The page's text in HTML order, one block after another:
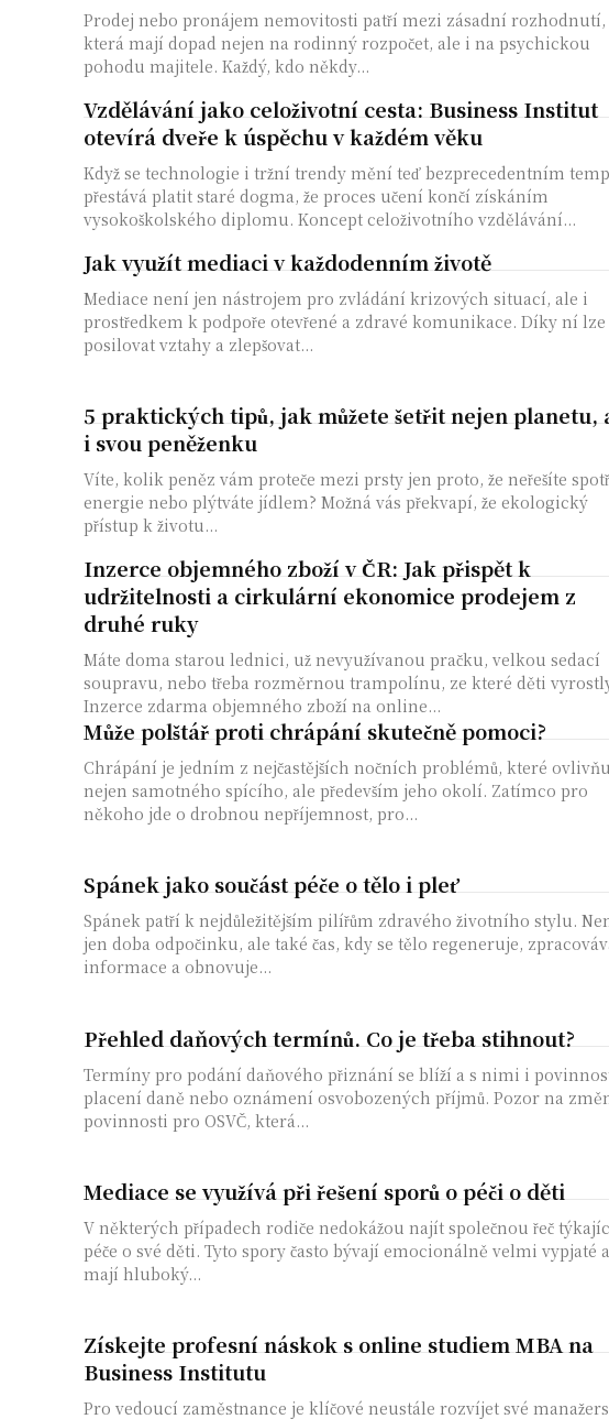
Prodej nebo pronájem nemovitosti patří mezi zásadní rozhodnutí,
která mají dopad nejen na rodinný rozpočet, ale i na psychickou
pohodu majitele. Každý, kdo někdy...
Vzdělávání jako celoživotní cesta: Business Institut
otevírá dveře k úspěchu v každém věku
Když se technologie i tržní trendy mění teď bezprecedentním
přestává platit staré dogma, že proces učení končí získáním
vysokoškolského diplomu. Koncept celoživotního vzdělávání...
Jak využít mediaci v každodenním životě
Mediace není jen nástrojem pro zvládání krizových situací, ale i
prostředkem k podpoře otevřené a zdravé komunikace. Díky ní lze
posilovat vztahy a zlepšovat...
5 praktických tipů, jak můžete šetřit nejen planetu,
i svou peněženku
Víte, kolik peněz vám proteče mezi prsty jen proto, že neřešíte
energie nebo plýtváte jídlem? Možná vás překvapí, že ekologický
přístup k životu...
Inzerce objemného zboží v ČR: Jak přispět k
udržitelnosti a cirkulární ekonomice prodejem z
druhé ruky
Máte doma starou lednici, už nevyužívanou pračku, velkou sedací
soupravu, nebo třeba rozměrnou trampolínu, ze které děti
Inzerce zdarma objemného zboží na online...
Může polštář proti chrápání skutečně pomoci?
Chrápání je jedním z nejčastějších nočních problémů, které
nejen samotného spícího, ale především jeho okolí. Zatímco pro
někoho jde o drobnou nepříjemnost, pro...
Spánek jako součást péče o tělo i pleť
Spánek patří k nejdůležitějším pilířům zdravého životního stylu.
jen doba odpočinku, ale také čas, kdy se tělo regeneruje,
informace a obnovuje...
Přehled daňových termínů. Co je třeba stihnout?
Termíny pro podání daňového přiznání se blíží a s nimi i
placení daně nebo oznámení osvobozených příjmů. Pozor na
povinnosti pro OSVČ, která...
Mediace se využívá při řešení sporů o péči o děti
V některých případech rodiče nedokážou najít společnou řeč
péče o své děti. Tyto spory často bývají emocionálně velmi vypjaté a
mají hluboký...
Získejte profesní náskok s online studiem MBA na
Business Institutu
Pro vedoucí zaměstnance je klíčové neustále rozvíjet své